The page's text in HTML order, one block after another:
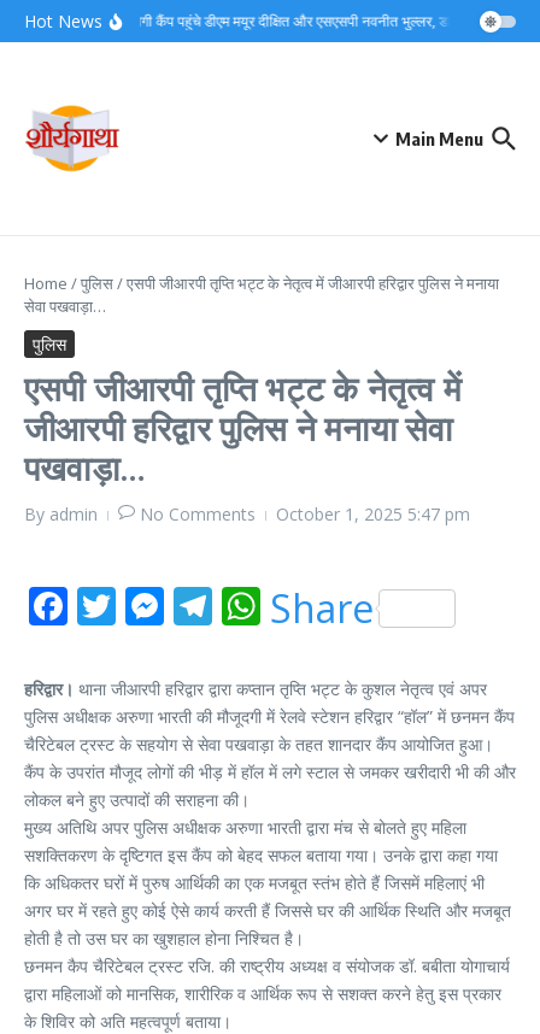
Skip to content
Hot Newsदेर रात बैरागी कैंप पहुंचे डीएम मयूर दीक्षित और एसएसपी नवनीत भुल्लर, डाक कांवड़
Main Menu
Home /पुलिस/एसपी जीआरपी तृप्ति भट्ट के नेतृत्व में जीआरपी हरिद्वार पुलिस ने मनाया
सेवा पखवाड़ा…
पुलिस
एसपी जीआरपी तृप्ति भट्ट के नेतृत्व में
जीआरपी हरिद्वार पुलिस ने मनाया सेवा
पखवाड़ा…
By admin No Comments October 1, 2025 5:47 pm
Facebook
Twitter
Messenger
Telegram
WhatsApp
Share
हरिद्वार। थाना जीआरपी हरिद्वार द्वारा कप्तान तृप्ति भट्ट के कुशल नेतृत्व एवं अपर
पुलिस अधीक्षक अरुणा भारती की मौजूदगी में रेलवे स्टेशन हरिद्वार “हॉल” में छनमन कैंप
चैरिटेबल ट्रस्ट के सहयोग से सेवा पखवाड़ा के तहत शानदार कैंप आयोजित हुआ।
कैंप के उपरांत मौजूद लोगों की भीड़ में हॉल में लगे स्टाल से जमकर खरीदारी भी की और
लोकल बने हुए उत्पादों की सराहना की।
मुख्य अतिथि अपर पुलिस अधीक्षक अरुणा भारती द्वारा मंच से बोलते हुए महिला
सशक्तिकरण के दृष्टिगत इस कैंप को बेहद सफल बताया गया। उनके द्वारा कहा गया
कि अधिकतर घरों में पुरुष आर्थिकी का एक मजबूत स्तंभ होते हैं जिसमें महिलाएं भी
अगर घर में रहते हुए कोई ऐसे कार्य करती हैं जिससे घर की आर्थिक स्थिति और मजबूत
होती है तो उस घर का खुशहाल होना निश्चित है।
छनमन कैप चैरिटेबल ट्रस्ट रजि. की राष्ट्रीय अध्यक्ष व संयोजक डॉ. बबीता योगाचार्य
द्वारा महिलाओं को मानसिक, शारीरिक व आर्थिक रूप से सशक्त करने हेतु इस प्रकार
के शिविर को अति महत्वपूर्ण बताया।